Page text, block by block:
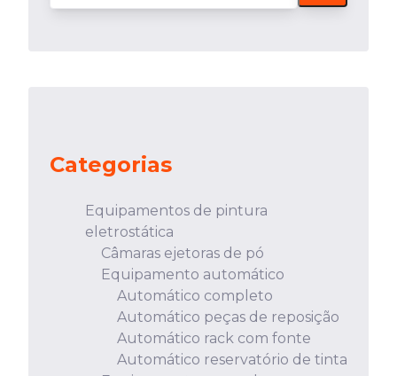
Categorias
Equipamentos de pintura
eletrostática
Câmaras ejetoras de pó
Equipamento automático
Automático completo
Automático peças de reposição
Automático rack com fonte
Automático reservatório de tinta